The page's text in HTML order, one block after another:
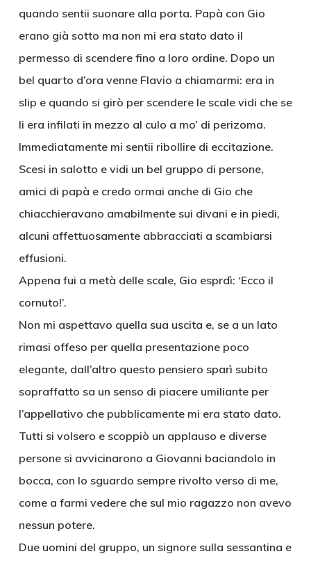
quando sentii suonare alla porta. Papà con Gio
erano già sotto ma non mi era stato dato il
permesso di scendere fino a loro ordine. Dopo un
bel quarto d’ora venne Flavio a chiamarmi: era in
slip e quando si girò per scendere le scale vidi che se
li era infilati in mezzo al culo a mo’ di perizoma.
Immediatamente mi sentii ribollire di eccitazione.
Scesi in salotto e vidi un bel gruppo di persone,
amici di papà e credo ormai anche di Gio che
chiacchieravano amabilmente sui divani e in piedi,
alcuni affettuosamente abbracciati a scambiarsi
effusioni.
Appena fui a metà delle scale, Gio esprdì: ‘Ecco il
cornuto!’.
Non mi aspettavo quella sua uscita e, se a un lato
rimasi offeso per quella presentazione poco
elegante, dall’altro questo pensiero sparì subito
sopraffatto sa un senso di piacere umiliante per
l’appellativo che pubblicamente mi era stato dato.
Tutti si volsero e scoppiò un applauso e diverse
persone si avvicinarono a Giovanni baciandolo in
bocca, con lo sguardo sempre rivolto verso di me,
come a farmi vedere che sul mio ragazzo non avevo
nessun potere.
Due uomini del gruppo, un signore sulla sessantina e